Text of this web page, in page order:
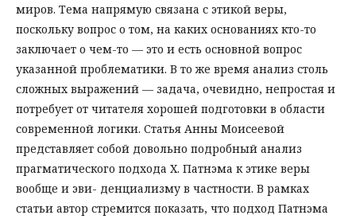
миров. Тема напрямую связана с этикой веры,
поскольку вопрос о том, на каких основаниях кто-то
заключает о чем-то — это и есть основной вопрос
указанной проблематики. В то же время анализ столь
сложных выражений — задача, очевидно, непростая и
потребует от читателя хорошей подготовки в области
современной логики. Статья Анны Моисеевой
представляет собой довольно подробный анализ
прагматического подхода Х. Патнэма к этике веры
вообще и эви- денциализму в частности. В рамках
статьи автор стремится показать, что подход Патнэма